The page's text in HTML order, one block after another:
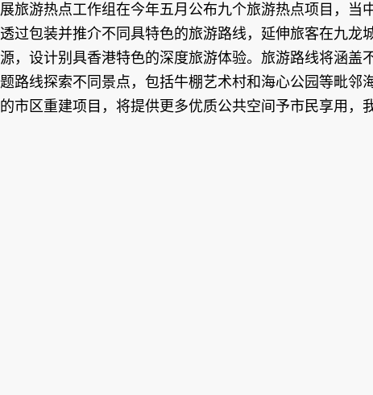
旅游热点工作组在今年五月公布九个旅游热点项目，
过包装并推介不同具特色的旅游路线，延伸旅客在九
，设计别具香港特色的深度旅游体验。旅游路线将涵
路线探索不同景点，包括牛棚艺术村和海心公园等毗
市区重建项目，将提供更多优质公共空间予市民享用